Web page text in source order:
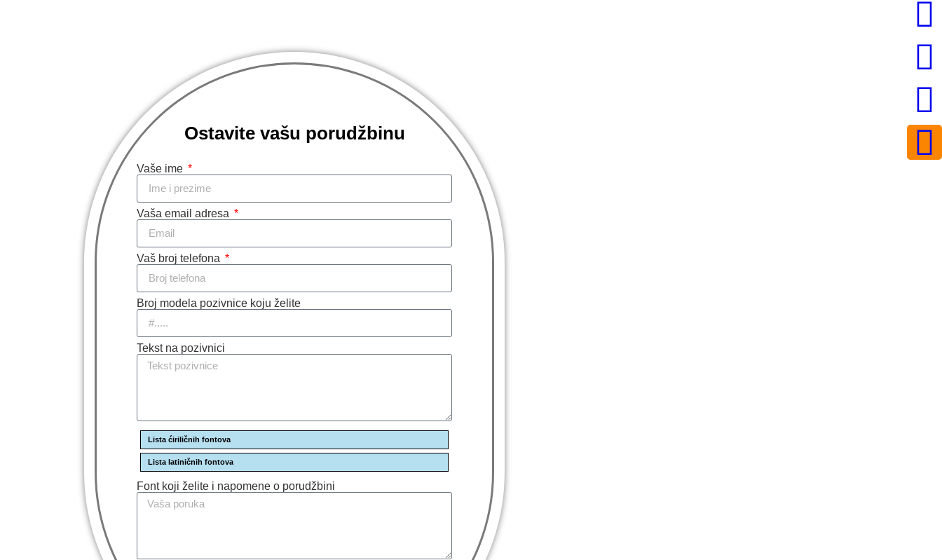
Ostavite vašu porudžbinu
Vaše ime
Vaša email adresa
Vaš broj telefona
Broj modela pozivnice koju želite
Tekst na pozivnici
Lista ćiriličnih fontova
Lista latiničnih fontova
Font koji želite i napomene o porudžbini